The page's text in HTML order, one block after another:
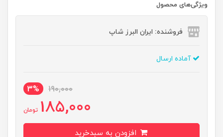
ویژگی‌های محصول
فروشنده: ایران البرز شاپ
آماده ارسال
190,000
3%
185,000 تومان